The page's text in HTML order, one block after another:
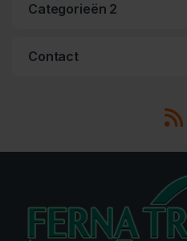
Categorieën 2
Contact